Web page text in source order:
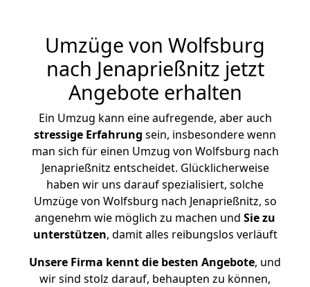
Umzüge von Wolfsburg
nach Jenaprießnitz jetzt
Angebote erhalten
Ein Umzug kann eine aufregende, aber auch
stressige Erfahrung sein, insbesondere wenn
man sich für einen Umzug von Wolfsburg nach
Jenaprießnitz entscheidet. Glücklicherweise
haben wir uns darauf spezialisiert, solche
Umzüge von Wolfsburg nach Jenaprießnitz, so
angenehm wie möglich zu machen und Sie zu
unterstützen, damit alles reibungslos verläuft
Unsere Firma kennt die besten Angebote, und
wir sind stolz darauf, behaupten zu können,